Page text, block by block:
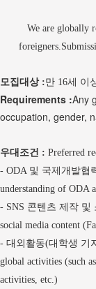
We are globally
foreigners.
모집대상 :만 16세 이
Requirements :Any
occupation, gender,
우대조건 : Preferred
- ODA 및 국제개발협
understanding of ODA
- SNS 콘텐츠 제작 및
social media content
- 대외활동(대학생 기
global activities (such
activities, etc.)